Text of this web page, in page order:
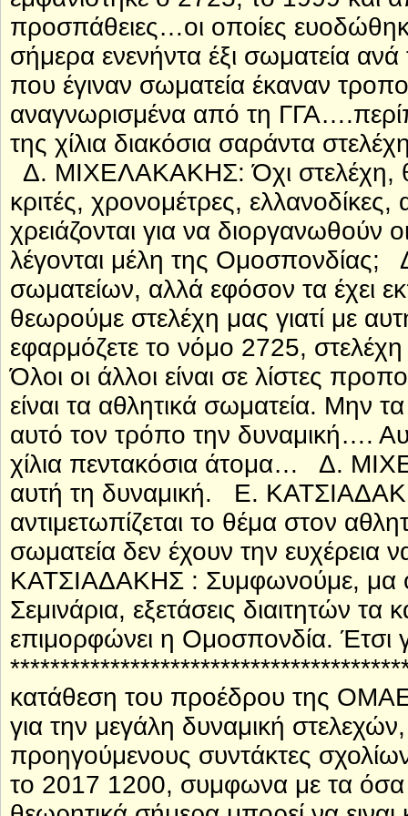
προσπάθειες…οι οποίες
σήμερα ενενήντα έξι σωματεία
που έγιναν σωματεία έκαναν
αναγνωρισμένα από τη
της χίλια διακόσια σαράντα
Δ. ΜΙΧΕΛΑΚΑΚΗΣ: Όχι στελέχη,
κριτές, χρονομέτρες,
χρειάζονται για να
λέγονται μέλη της
σωματείων, αλλά εφόσον τα έχει
θεωρούμε στελέχη μας γιατί με
εφαρμόζετε το νόμο 2725,
Όλοι οι άλλοι είναι σε λίστες
είναι τα αθλητικά σωματεία. Μην
αυτό τον τρόπο την δυναμική….
χίλια πεντακόσια άτομα… Δ.
αυτή τη δυναμική. Ε.
αντιμετωπίζεται το θέμα στον
σωματεία δεν έχουν την
ΚΑΤΣΙΑΔΑΚΗΣ : Συμφωνούμε, μα
Σεμινάρια, εξετάσεις διαιτητών
επιμορφώνει η Ομοσπονδία. Έτσι
κατάθεση του προέδρου της
για την μεγάλη δυναμική
προηγούμενους συντάκτες
το 2017 1200, συμφωνα με τα όσα